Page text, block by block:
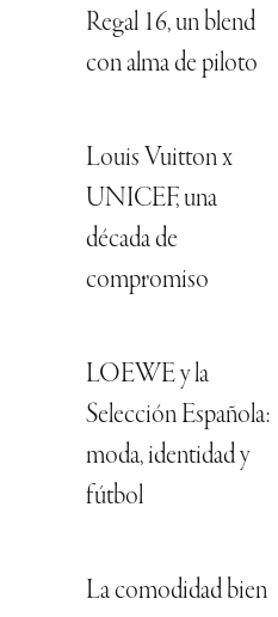
Regal 16, un blend
con alma de piloto
Louis Vuitton x
UNICEF, una
década de
compromiso
LOEWE y la
Selección Española:
moda, identidad y
fútbol
La comodidad bien